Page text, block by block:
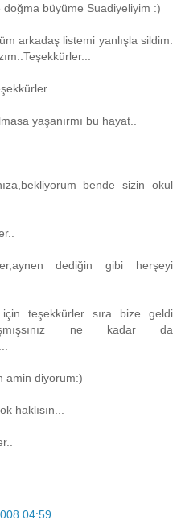
büyüme Suadiyeliyim :)
arkadaş listemi yanlışla sildim:
yaşanırmı bu hayat..
bende sizin okul
dediğin gibi herşeyi
teşekkürler sıra bize geldi
ne kadar da
amin diyorum:)
haklısın...
04:59